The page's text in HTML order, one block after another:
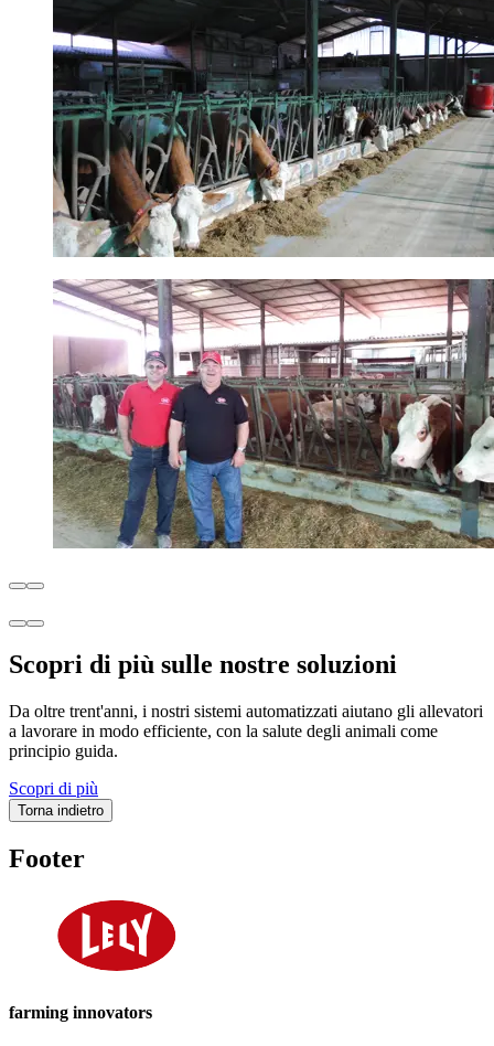
Scopri di più sulle nostre soluzioni
Da oltre trent'anni, i nostri sistemi automatizzati aiutano gli allevatori
a lavorare in modo efficiente, con la salute degli animali come
principio guida.
Scopri di più
Torna indietro
Footer
farming innovators